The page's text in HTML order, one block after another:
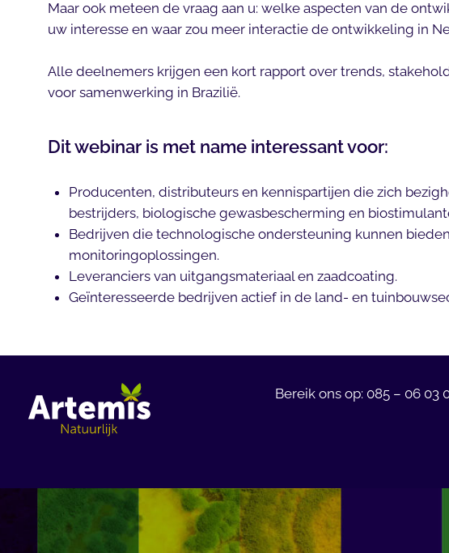
Maar ook meteen de vraag aan u: welke aspecten van de
uw interesse en waar zou meer interactie de ontwikkeling in
Alle deelnemers krijgen een kort rapport over trends,
voor samenwerking in Brazilië.
Dit webinar is met name interessant voor:
Producenten, distributeurs en kennispartijen die zich
bestrijders, biologische gewasbescherming en
Bedrijven die technologische ondersteuning kunnen
monitoringoplossingen.
Leveranciers van uitgangsmateriaal en zaadcoating.
Geïnteresseerde bedrijven actief in de land- en
Bereik ons op: 085 – 06 03